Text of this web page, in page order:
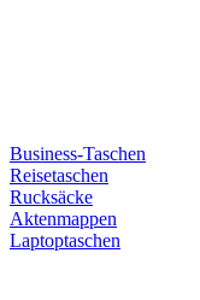
Business-Taschen
Reisetaschen
Rucksäcke
Aktenmappen
Laptoptaschen